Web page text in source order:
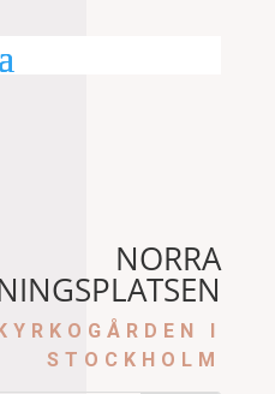
NORRA
I
STOCKHOLM